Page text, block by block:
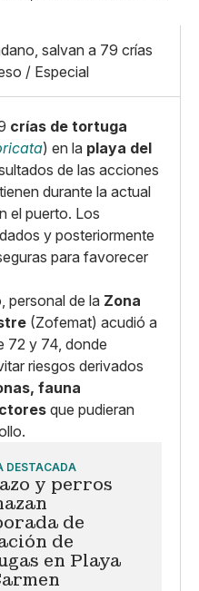
salvan a 79 crías
/ Especial
crías de tortuga
) en la playa del
de las acciones
durante la actual
el puerto. Los
y posteriormente
para favorecer
personal de la Zona
(Zofemat) acudió a
72 y 74, donde
riesgos derivados
fauna
que pudieran
DESTACADA
y perros
de
de
en Playa